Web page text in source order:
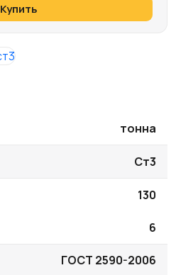
Купить
тонна
Ст3
130
6
ГОСТ 2590-2006